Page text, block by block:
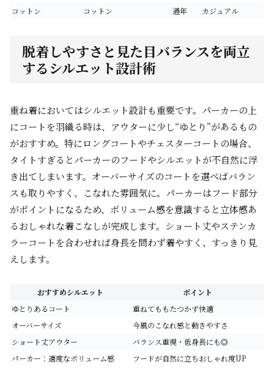
コットン
コットン 通年 カジュアル
脱着しやすさと見た目バランスを両立
するシルエット設計術
重ね着においてはシルエット設計も重要です。パーカーの上
にコートを羽織る時は、アウターに少し“ゆとり”があるもの
がおすすめ。特にロングコートやチェスターコートの場合、
タイトすぎるとパーカーのフードやシルエットが不自然に浮
き出てしまいます。オーバーサイズのコートを選べばバラン
スも取りやすく、こなれた雰囲気に。パーカーはフード部分
がポイントになるため、ボリューム感を意識すると立体感あ
るおしゃれな着こなしが完成します。ショート丈やステンカ
ラーコートを合わせれば身長を問わず着やすく、すっきり見
えします。
おすすめシルエット
ポイント
ゆとりあるコート
重ねてももたつかず快適
オーバーサイズ
今風のこなれ感と動きやすさ
ショート丈アウター
バランス重視・低身長にも◎
パーカー：適度なボリューム感
フードが自然に立ちおしゃれ度UP